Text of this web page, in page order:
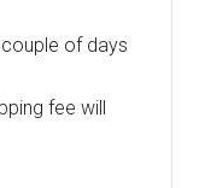
of days
fee will